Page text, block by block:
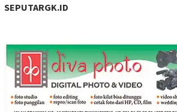
SEPUTARGK.ID